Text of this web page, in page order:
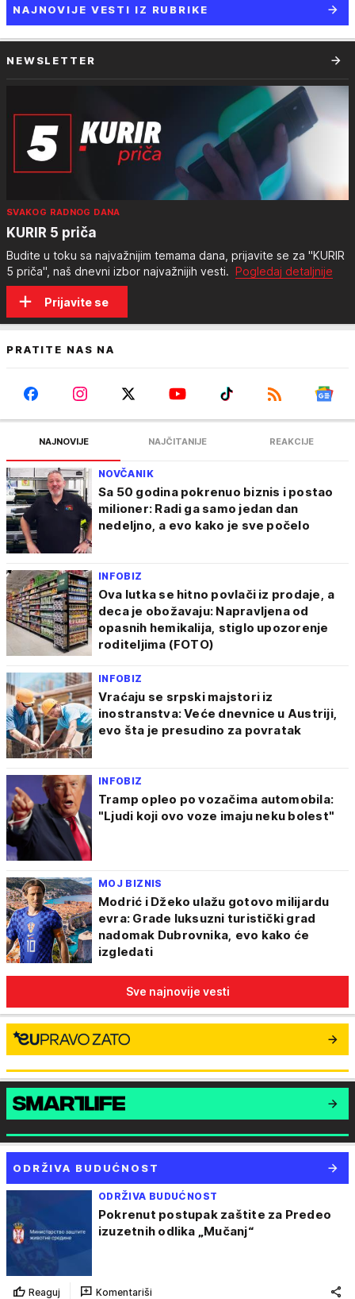
NAJNOVIJE VESTI IZ RUBRIKE
NEWSLETTER
SVAKOG RADNOG DANA
KURIR 5 priča
Budite u toku sa najvažnijim temama dana, prijavite se za "KURIR
5 priča", naš dnevni izbor najvažnijih vesti. Pogledaj detaljnije
Prijavite se
PRATITE NAS NA
NAJNOVIJE NAJČITANIJE REAKCIJE
NOVČANIK
Sa 50 godina pokrenuo biznis i postao
milioner: Radi ga samo jedan dan
nedeljno, a evo kako je sve počelo
INFOBIZ
Ova lutka se hitno povlači iz prodaje, a
deca je obožavaju: Napravljena od
opasnih hemikalija, stiglo upozorenje
roditeljima (FOTO)
INFOBIZ
Vraćaju se srpski majstori iz
inostranstva: Veće dnevnice u Austriji,
evo šta je presudino za povratak
INFOBIZ
Tramp opleo po vozačima automobila:
"Ljudi koji ovo voze imaju neku bolest"
MOJ BIZNIS
Modrić i Džeko ulažu gotovo milijardu
evra: Grade luksuzni turistički grad
nadomak Dubrovnika, evo kako će
izgledati
Sve najnovije vesti
ODRŽIVA BUDUĆNOST
ODRŽIVA BUDUĆNOST
Pokrenut postupak zaštite za Predeo
izuzetnih odlika „Mučanj“
Reaguj Komentariši